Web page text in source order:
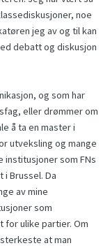
noe
jeg av og til kan
debatt og diskusjon
og som har
eller drømmer om
å ta en master i
utveksling og mange
som FNs
Brussel. Da
av mine
som
for ulike partier. Om
at man